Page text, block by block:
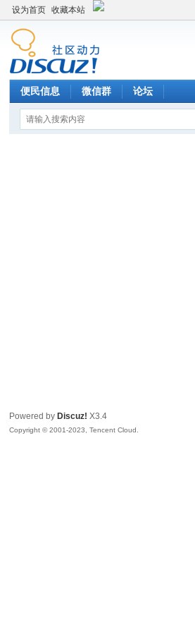
设为首页 收藏本站
便民信息 微信群 论坛
Powered by Discuz! X3.4
Copyright © 2001-2023, Tencent Cloud.